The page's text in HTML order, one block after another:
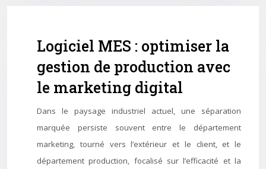
Logiciel MES : optimiser la
gestion de production avec
le marketing digital
Dans le paysage industriel actuel, une séparation
marquée persiste souvent entre le département
marketing, tourné vers l’extérieur et le client, et le
département production, focalisé sur l’efficacité et la